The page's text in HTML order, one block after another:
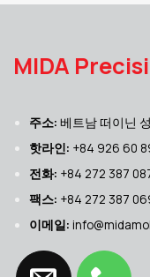
MIDA
주소: 베트남 떠이닌
핫라인: +84 926 60
전화: +84 272 387
팩스: +84 272 387
이메일: